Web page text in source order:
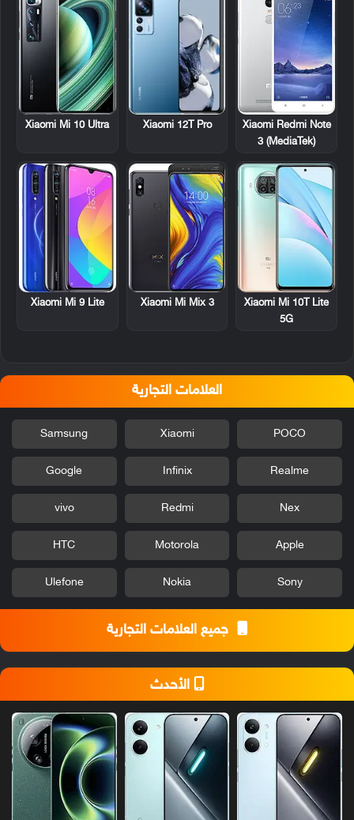
Xiaomi Redmi Note
3 (MediaTek)
Xiaomi 12T Pro
Xiaomi Mi 10 Ultra
Xiaomi Mi 10T Lite
5G
Xiaomi Mi Mix 3
Xiaomi Mi 9 Lite
العلامات التجارية
POCO
Xiaomi
Samsung
Realme
Infinix
Google
Nex
Redmi
vivo
Apple
Motorola
HTC
Sony
Nokia
Ulefone
جميع العلامات التجارية
الأحدث